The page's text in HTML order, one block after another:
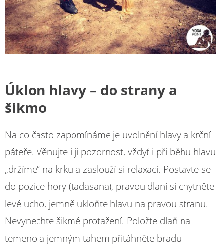
Úklon hlavy – do strany a
šikmo
Na co často zapomínáme je uvolnění hlavy a krční
páteře. Věnujte i ji pozornost, vždyť i při běhu hlavu
„držíme“ na krku a zaslouží si relaxaci. Postavte se
do pozice hory (tadasana), pravou dlaní si chytněte
levé ucho, jemně ukloňte hlavu na pravou stranu.
Nevynechte šikmé protažení. Položte dlaň na
temeno a jemným tahem přitáhněte bradu